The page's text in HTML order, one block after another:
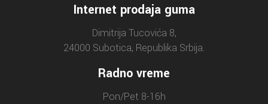
Internet prodaja guma
Dimitrija Tucovića 8,
24000 Subotica, Republika Srbija.
Radno vreme
Pon/Pet 8-16h